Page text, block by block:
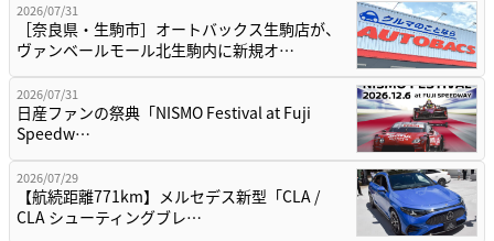
2026/07/31
［奈良県・生駒市］オートバックス生駒店が、
ヴァンベールモール北生駒内に新規オ…
2026/07/31
日産ファンの祭典「NISMO Festival at Fuji
Speedw…
2026/07/29
【航続距離771km】メルセデス新型「CLA /
CLA シューティングブレ…